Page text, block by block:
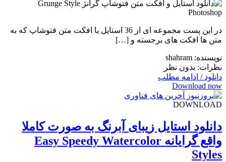
در این پست مجموعه ای از 36 استایل یا افکت متن فتوشاپ که به
متن ها افکت های برجسته و […]
نویسنده: shahram
نظرات: بدون نظر
دانلود / ادامه مطلب
Download now
DOWNLOAD
دانلود استایل زیبای آبرنگ به صورت کاملا
واقع گرایانه Easy Speedy Watercolor
Styles